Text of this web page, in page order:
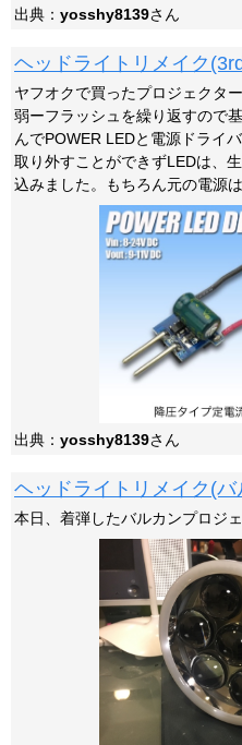
出典： yosshy8139さん
ヘッドライトリメイク
ヤフオクで買ったプロジェクタ
弱ーフラッシュを繰り返すので
んでPOWER LEDと電源ドライ
取り外すことができずLEDは、
込みました。もちろん元の電源
出典： yosshy8139さん
ヘッドライトリメイク(
本日、着弾したバルカンプロジ